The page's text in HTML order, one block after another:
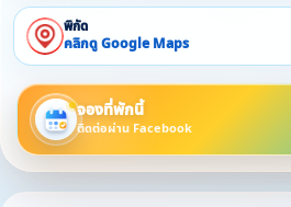
▪ วันเสาร์ - นักขัตฤกษ์ ราคา 5,000 บาท
■ บ้านพักสำหรับ 2 ท่าน
1 ห้องนอน 1 เตียงนอน 1 ห้องน้ำ
▪ วันจันทร์ - ศุกร์ ราคา 1,500 บาท
▪ วันเสาร์ - นักขัตฤกษ์ ราคา 2,000 บาท
พิกัด
คลิกดู Google Maps
จองที่พักนี้
ติดต่อผ่าน Facebook